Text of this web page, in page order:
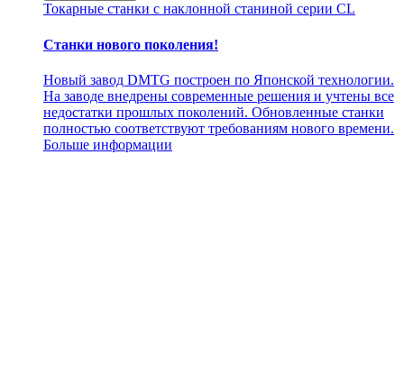
Токарные станки с наклонной станиной серии CL
Станки нового поколения!
Новый завод DMTG построен по Японской технологии.
На заводе внедрены современные решения и учтены все
недостатки прошлых поколений. Обновленные станки
полностью соответствуют требованиям нового времени.
Больше информации